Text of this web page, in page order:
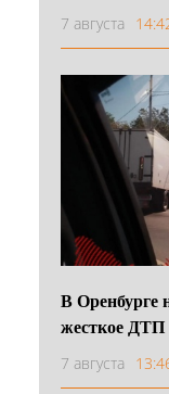
7 августа
В Оренбурге
жесткое ДТП
7 августа